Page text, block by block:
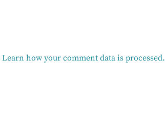
Learn how your comment data is processed.